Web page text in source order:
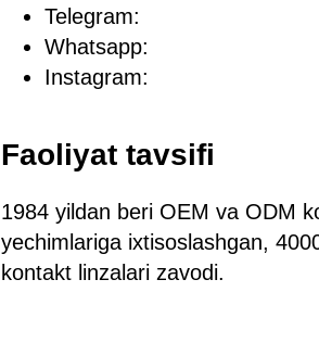
Telegram:
Whatsapp:
Instagram:
Faoliyat tavsifi
1984 yildan beri OEM va ODM
yechimlariga ixtisoslashgan,
kontakt linzalari zavodi.